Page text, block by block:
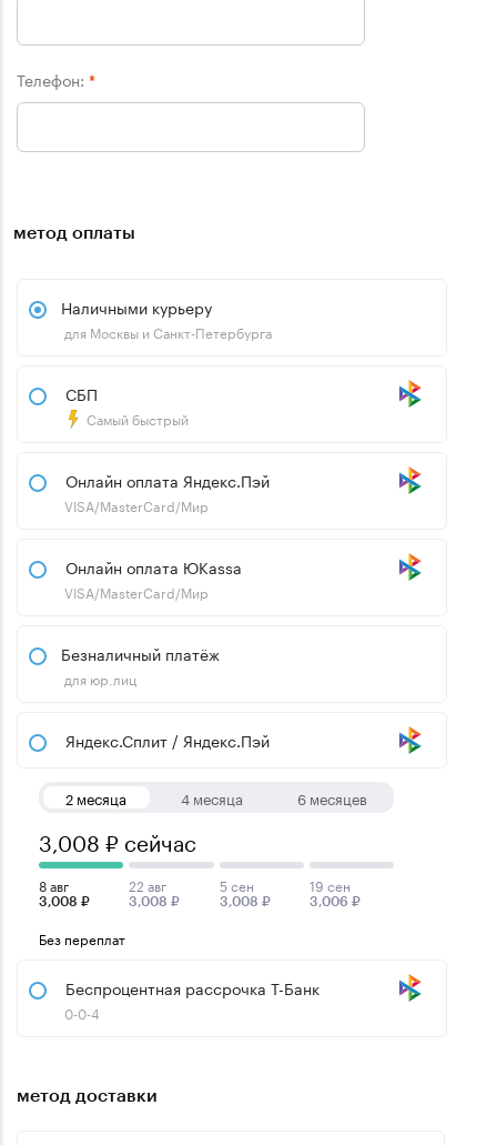
Телефон: *
метод оплаты
Наличными курьеру
для Москвы и Санкт-Петербурга
СБП
Самый быстрый
Онлайн оплата Яндекс.Пэй
VISA/MasterCard/Мир
Онлайн оплата ЮKassa
VISA/MasterCard/Мир
Безналичный платёж
для юр.лиц
Яндекс.Сплит / Яндекс.Пэй
2 месяца 4 месяца 6 месяцев
3,008 ₽ сейчас
8 авг
3,008 ₽
22 авг
3,008 ₽
5 сен
3,008 ₽
19 сен
3,006 ₽
Без переплат
Беспроцентная рассрочка Т-Банк
0-0-4
метод доставки